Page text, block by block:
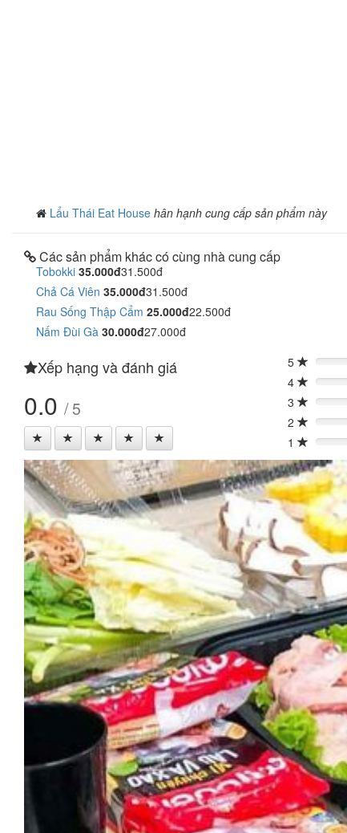
Lẩu Thái Eat House hân hạnh cung cấp sản phẩm này
Các sản phẩm khác có cùng nhà cung cấp
Tobokki 35.000đ31.500đ
Chả Cá Viên 35.000đ31.500đ
Rau Sống Thập Cẩm 25.000đ22.500đ
Nấm Đùi Gà 30.000đ27.000đ
Xếp hạng và đánh giá
0.0 / 5
5 0%
4
0%
3
0%
2
0%
1
0%